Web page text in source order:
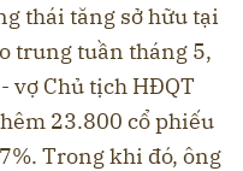
thái tăng sở hữu tại
trung tuần tháng 5,
vợ Chủ tịch HĐQT
23.800 cổ phiếu
Trong khi đó, ông